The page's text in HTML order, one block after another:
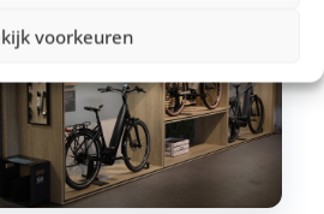
voorkeuren